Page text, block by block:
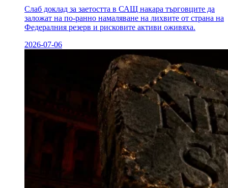
Слаб доклад за заетостта в САЩ накара търговците да
заложат на по-ранно намаляване на лихвите от страна на
Федералния резерв и рисковите активи оживяха.
2026-07-06